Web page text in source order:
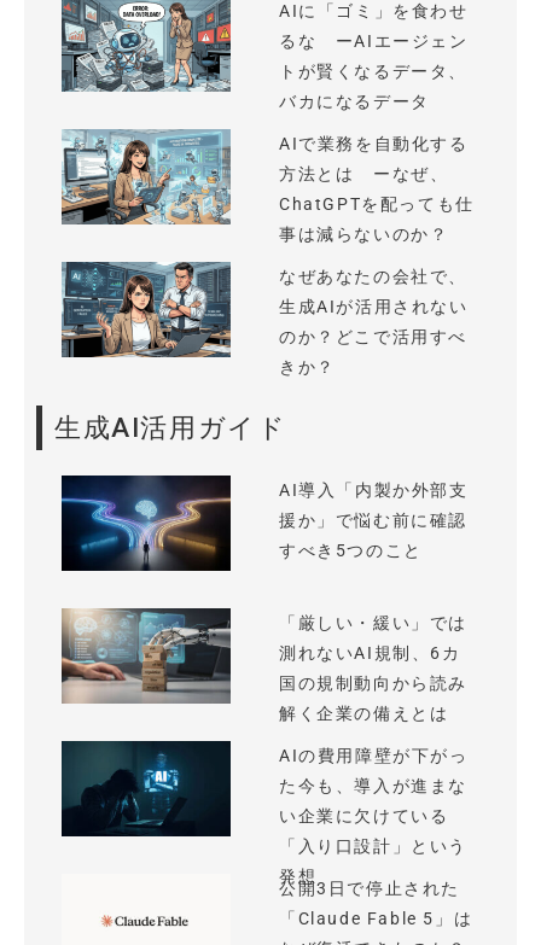
AIに「ゴミ」を食わせ
るな ーAIエージェン
トが賢くなるデータ、
バカになるデータ
AIで業務を自動化する
方法とは ーなぜ、
ChatGPTを配っても仕
事は減らないのか？
なぜあなたの会社で、
生成AIが活用されない
のか？どこで活用すべ
きか？
生成AI活用ガイド
AI導入「内製か外部支
援か」で悩む前に確認
すべき5つのこと
「厳しい・緩い」では
測れないAI規制、6カ
国の規制動向から読み
解く企業の備えとは
AIの費用障壁が下がっ
た今も、導入が進まな
い企業に欠けている
「入り口設計」という
発想
公開3日で停止された
「Claude Fable 5」は